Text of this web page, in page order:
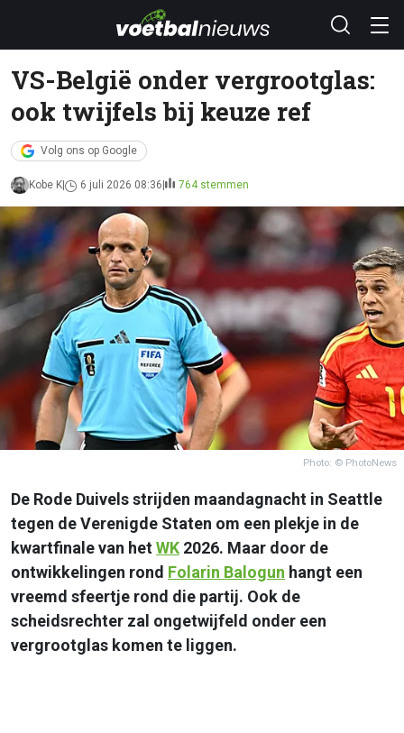
VS-België onder vergrootglas:
ook twijfels bij keuze ref
Volg ons op Google
Kobe K 6 juli 2026 08:36 764 stemmen
Photo: © PhotoNews
De Rode Duivels strijden maandagnacht in Seattle
tegen de Verenigde Staten om een plekje in de
kwartfinale van hetWK 2026. Maar door de
ontwikkelingen rond Folarin Balogun hangt een
vreemd sfeertje rond die partij. Ook de
scheidsrechter zal ongetwijfeld onder een
vergrootglas komen te liggen.